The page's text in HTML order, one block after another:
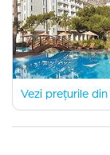
Vezi prețurile